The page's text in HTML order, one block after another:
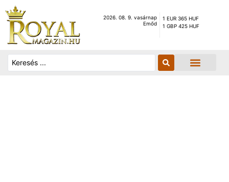
2026. 08. 9. vasárnap
Emőd
1 EUR 365 HUF
1 GBP 425 HUF